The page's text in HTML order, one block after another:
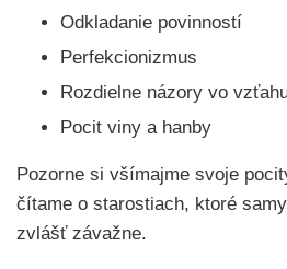
Odkladanie povinností
Perfekcionizmus
Rozdielne názory vo
Pocit viny a hanby
Pozorne si všímajme svoje
čítame o starostiach, ktoré
zvlášť závažne.